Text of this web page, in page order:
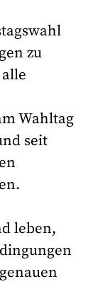
zu
Wahltag
seit
leben,